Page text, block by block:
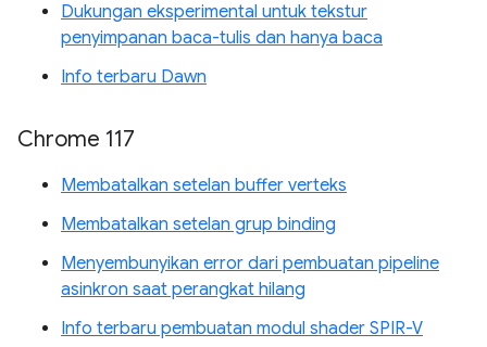
Dukungan eksperimental untuk tekstur
penyimpanan baca-tulis dan hanya baca
Info terbaru Dawn
Chrome 117
Membatalkan setelan buffer verteks
Membatalkan setelan grup binding
Menyembunyikan error dari pembuatan pipeline
asinkron saat perangkat hilang
Info terbaru pembuatan modul shader SPIR-V